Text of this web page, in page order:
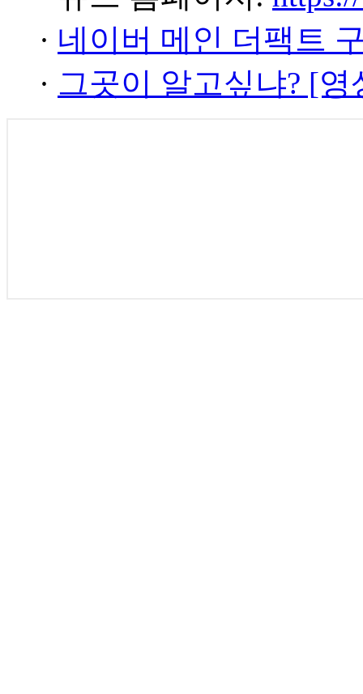
· 네이버 메인 더팩트
· 그곳이 알고싶냐? [